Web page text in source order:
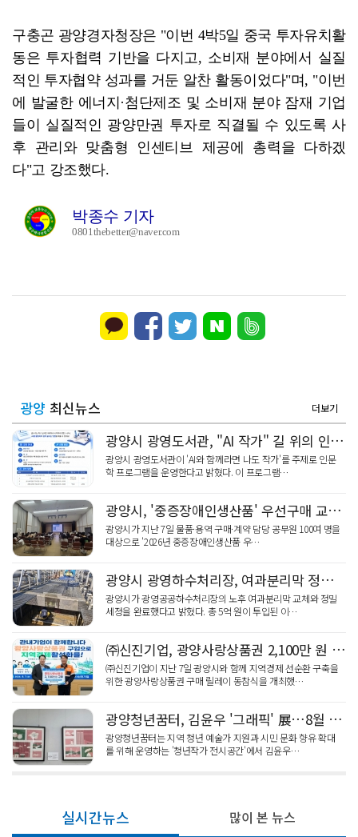
구충곤 광양경자청장은 "이번 4박5일 중국 투자유치활
동은 투자협력 기반을 다지고, 소비재 분야에서 실질
적인 투자협약 성과를 거둔 알찬 활동이었다"며, "이번
에 발굴한 에너지·첨단제조 및 소비재 분야 잠재 기업
들이 실질적인 광양만권 투자로 직결될 수 있도록 사
후 관리와 맞춤형 인센티브 제공에 총력을 다하겠
다"고 강조했다.
박종수 기자
0801thebetter@naver.com
광양 최신뉴스 더보기
광양시 광영도서관, "AI 작가" 길 위의 인문학
광양시 광영도서관이 'AI와 함께라면 나도 작가'를 주제로 인문
학 프로그램을 운영한다고 밝혔다. 이 프로그램…
광양시, '중증장애인생산품' 우선구매 교육…자립 기반 강화
광양시가 지난 7일 물품·용역 구매·계약 담당 공무원 100여 명을
대상으로 '2026년 중증장애인생산품 우…
광양시 광영하수처리장, 여과분리막 정밀세정 '신품 80%' 회복
광양시가 광영공공하수처리장의 노후 여과분리막 교체와 정밀
세정을 완료했다고 밝혔다. 총 5억 원이 투입된 이…
㈜신진기업, 광양사랑상품권 2,100만 원 '통큰' 구매 릴레이 동참
㈜신진기업이 지난 7일 광양시와 함께 지역경제 선순환 구축을
위한 광양사랑상품권 구매 릴레이 동참식을 개최했…
광양청년꿈터, 김윤우 '그래픽' 展…8월 한 달
광양청년꿈터는 지역 청년 예술가 지원과 시민 문화 향유 확대
를 위해 운영하는 '청년작가 전시공간'에서 김윤우…
실시간뉴스 많이 본 뉴스